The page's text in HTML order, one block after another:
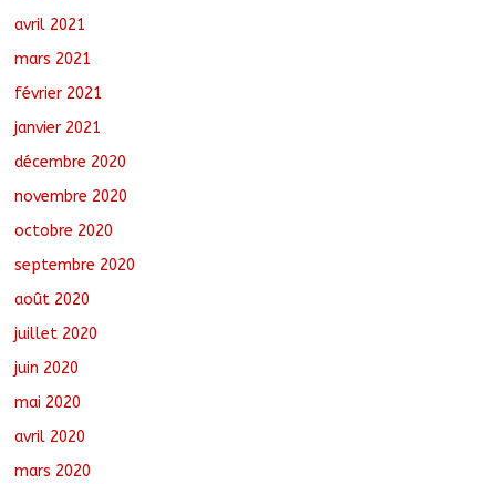
avril 2021
mars 2021
février 2021
janvier 2021
décembre 2020
novembre 2020
octobre 2020
septembre 2020
août 2020
juillet 2020
juin 2020
mai 2020
avril 2020
mars 2020